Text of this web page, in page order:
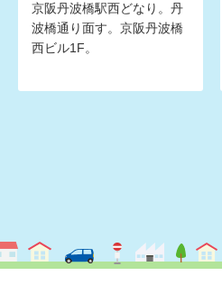
京阪丹波橋駅西どなり。丹
波橋通り面す。京阪丹波橋
西ビル1F。